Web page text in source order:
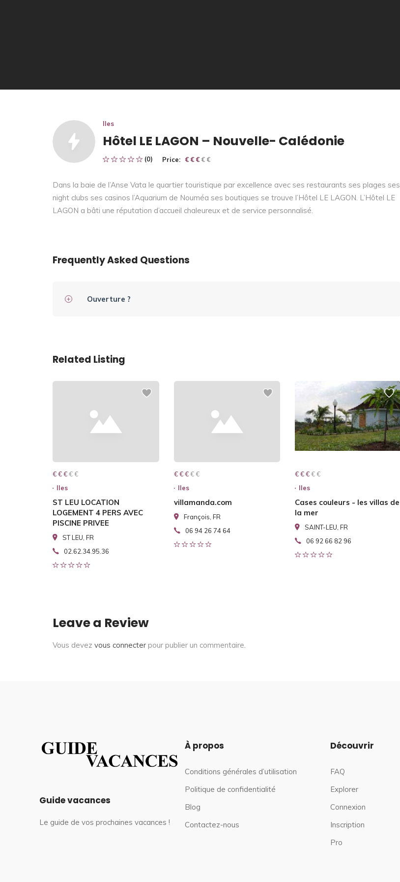
Iles
Hôtel LE LAGON – Nouvelle- Calédonie
(0) Price: € € € € €
€ € €
Dans la baie de l’Anse Vata le quartier touristique par excellence avec ses restaurants ses plages ses
night clubs ses casinos l’Aquarium de Nouméa ses boutiques se trouve l’Hôtel LE LAGON. L’Hôtel LE
LAGON a bâti une réputation d’accueil chaleureux et de service personnalisé.
Frequently Asked Questions
Ouverture ?
Related Listing
€ € € € €
€ € €
Iles
ST LEU LOCATION
LOGEMENT 4 PERS AVEC
PISCINE PRIVEE
ST LEU, FR
02.62.34.95.36
€ € € € €
€ € €
Iles
villamanda.com
François, FR
06 94 26 74 64
€ € € € €
€ € €
Iles
Cases couleurs - les villas de
la mer
SAINT-LEU, FR
06 92 66 82 96
Leave a Review
Vous devez vous connecter pour publier un commentaire.
Guide vacances
Le guide de vos prochaines vacances !
À propos
Conditions générales d’utilisation
Politique de confidentialité
Blog
Contactez-nous
Découvrir
FAQ
Explorer
Connexion
Inscription
Pro